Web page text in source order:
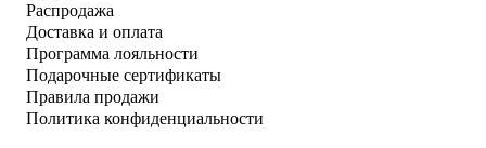
Распродажа
Доставка и оплата
Программа лояльности
Подарочные сертификаты
Правила продажи
Политика конфиденциальности